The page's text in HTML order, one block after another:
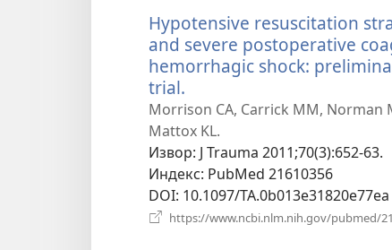
Hypotensive resuscitation
and severe postoperative
hemorrhagic shock:
trial.
нови
прозор)
Morrison CA, Carrick MM, Norman
Mattox KL.
Извор‎: J Trauma 2011;70(3):652-63.
Индекс‎: PubMed 21610356
DOI‎: 10.1097/TA.0b013e31820e77ea
https://www.ncbi.nlm.nih.gov/pubmed/